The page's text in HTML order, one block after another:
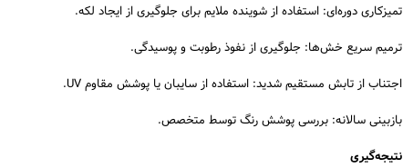
تمیزکاری دوره‌ای: استفاده از شوینده ملایم برای جلوگیری از ایجاد لکه.
ترمیم سریع خش‌ها: جلوگیری از نفوذ رطوبت و پوسیدگی.
اجتناب از تابش مستقیم شدید: استفاده از سایبان یا پوشش مقاوم UV.
بازبینی سالانه: بررسی پوشش رنگ توسط متخصص.
نتیجه‌گیری